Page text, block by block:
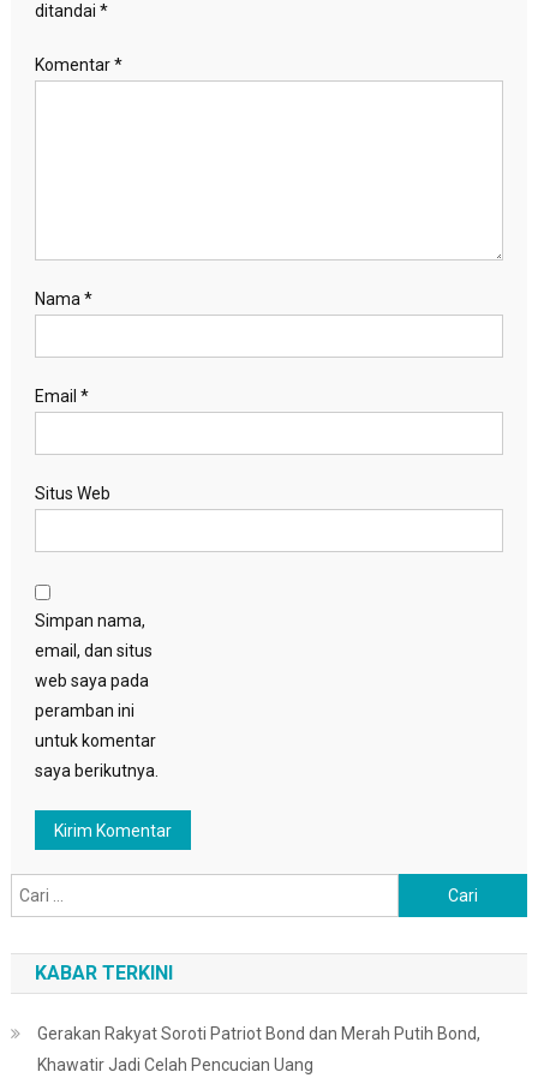
ditandai *
Komentar*
Nama *
Email *
Situs Web
Simpan nama,
email, dan situs
web saya pada
peramban ini
untuk komentar
saya berikutnya.
untuk:
KABAR TERKINI
Gerakan Rakyat Soroti Patriot Bond dan Merah Putih Bond,
Khawatir Jadi Celah Pencucian Uang